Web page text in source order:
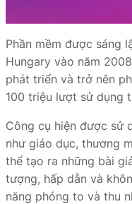
Phần mềm được sáng
Hungary vào năm
phát triển và trở nên
100 triệu lượt sử dụng
Công cụ hiện được sử
như giáo dục, thương
thể tạo ra những bài
tượng, hấp dẫn và
năng phóng to và thu